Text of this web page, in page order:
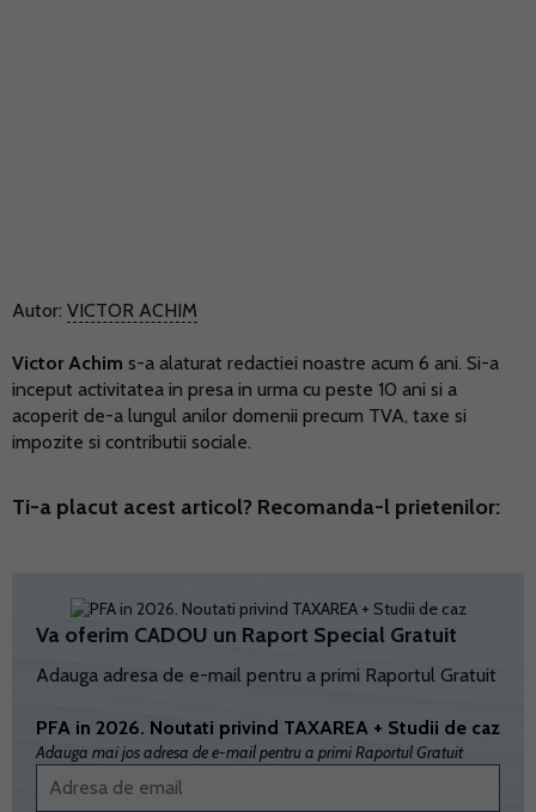
Autor: VICTOR ACHIM
Victor Achim s-a alaturat redactiei noastre acum 6 ani. Si-a
inceput activitatea in presa in urma cu peste 10 ani si a
acoperit de-a lungul anilor domenii precum TVA, taxe si
impozite si contributii sociale.
Ti-a placut acest articol? Recomanda-l prietenilor:
Va oferim CADOU un Raport Special Gratuit
Adauga adresa de e-mail pentru a primi Raportul Gratuit
PFA in 2026. Noutati privind TAXAREA + Studii de caz
Adauga mai jos adresa de e-mail pentru a primi Raportul Gratuit